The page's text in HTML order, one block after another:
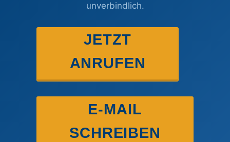
unverbindlich.
JETZT
ANRUFEN
E-MAIL
SCHREIBEN